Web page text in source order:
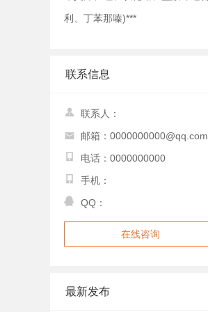
利、丁苯那嗪)***
联系信息
联系人：
邮箱：0000000000@qq.com
电话：0000000000
手机：
QQ：
在线咨询
最新发布